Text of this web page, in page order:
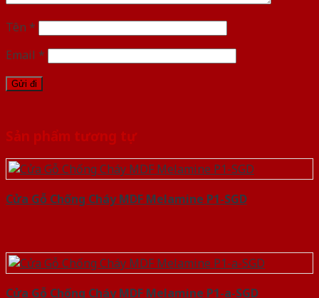
Tên *
Email *
Sản phẩm tương tự
Cửa Gỗ Chống Cháy MDF Melamine P1-SGD
Cửa Gỗ Chống Cháy MDF Melamine P1-a-SGD